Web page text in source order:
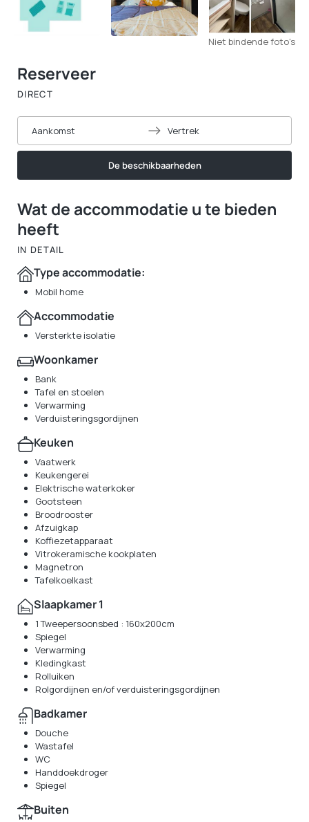
Niet bindende foto's
Wat de accommodatie u te bieden
heeft
IN DETAIL
Type accommodatie:
Mobil home
Accommodatie
Versterkte isolatie
Woonkamer
Bank
Tafel en stoelen
Verwarming
Verduisteringsgordijnen
Keuken
Vaatwerk
Keukengerei
Elektrische waterkoker
Gootsteen
Broodrooster
Afzuigkap
Koffiezetapparaat
Vitrokeramische kookplaten
Magnetron
Tafelkoelkast
Slaapkamer 1
1 Tweepersoonsbed : 160x200cm
Spiegel
Verwarming
Kledingkast
Rolluiken
Rolgordijnen en/of verduisteringsgordijnen
Badkamer
Douche
Wastafel
WC
Handdoekdroger
Spiegel
Buiten
Reserveer
DIRECT
Aankomst Vertrek
De beschikbaarheden